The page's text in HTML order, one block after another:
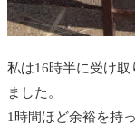
私は16時半に受け
ました。
1時間ほど余裕を持